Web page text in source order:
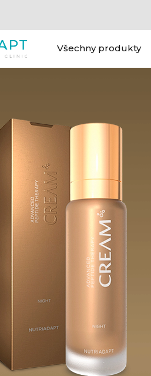
Všechny produkty